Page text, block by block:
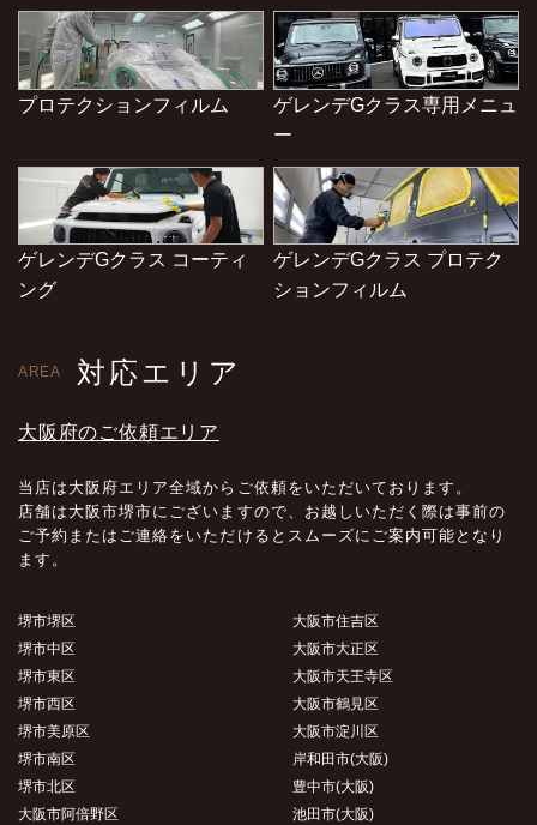
プロテクションフィルム
ゲレンデGクラス専用メニュ
ー
ゲレンデGクラス コーティ
ング
ゲレンデGクラス プロテク
ションフィルム
AREA 対応エリア
大阪府のご依頼エリア
当店は大阪府エリア全域からご依頼をいただいております。
店舗は大阪市堺市にございますので、お越しいただく際は事前の
ご予約またはご連絡をいただけるとスムーズにご案内可能となり
ます。
堺市堺区
堺市中区
堺市東区
堺市西区
堺市美原区
堺市南区
堺市北区
大阪市阿倍野区
大阪市住吉区
大阪市大正区
大阪市天王寺区
大阪市鶴見区
大阪市淀川区
岸和田市(大阪)
豊中市(大阪)
池田市(大阪)